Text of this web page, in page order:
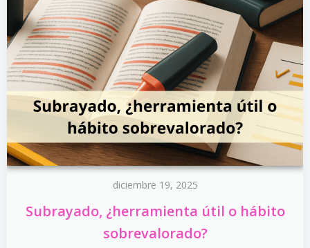
diciembre 19, 2025
Subrayado, ¿herramienta útil o hábito
sobrevalorado?